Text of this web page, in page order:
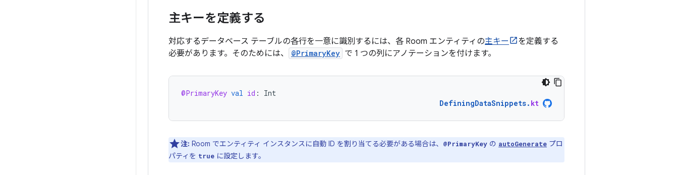
主キーを定義する
対応するデータベース テーブルの各行を一意に識別するには、各 Room エンティティの主キー
を定義する
必要があります。そのためには、
@PrimaryKey で 1 つの列にアノテーションを付けます。
@PrimaryKey val id :
Int
DefiningDataSnippets. kt
注: Room でエンティティ インスタンスに自動 ID を割り当てる必要がある場合は、 @PrimaryKey の autoGenerate プロ
パティを true に設定します。